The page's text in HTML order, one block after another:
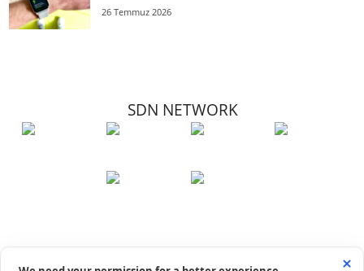
26 Temmuz 2026
SDN NETWORK